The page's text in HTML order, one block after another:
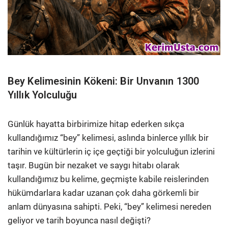
Bey Kelimesinin Kökeni: Bir Unvanın 1300
Yıllık Yolculuğu
Günlük hayatta birbirimize hitap ederken sıkça
kullandığımız “bey” kelimesi, aslında binlerce yıllık bir
tarihin ve kültürlerin iç içe geçtiği bir yolculuğun izlerini
taşır. Bugün bir nezaket ve saygı hitabı olarak
kullandığımız bu kelime, geçmişte kabile reislerinden
hükümdarlara kadar uzanan çok daha görkemli bir
anlam dünyasına sahipti. Peki, “bey” kelimesi nereden
geliyor ve tarih boyunca nasıl değişti?